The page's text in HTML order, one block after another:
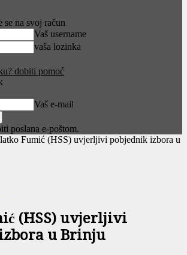
na svoj račun
Vaš username
vaša lozinka
dobiti pomoć
Vaš e-mail
poslana e-poštom.
Fumić (HSS) uvjerljivi pobjednik izbora u
(HSS) uvjerljivi
u Brinju